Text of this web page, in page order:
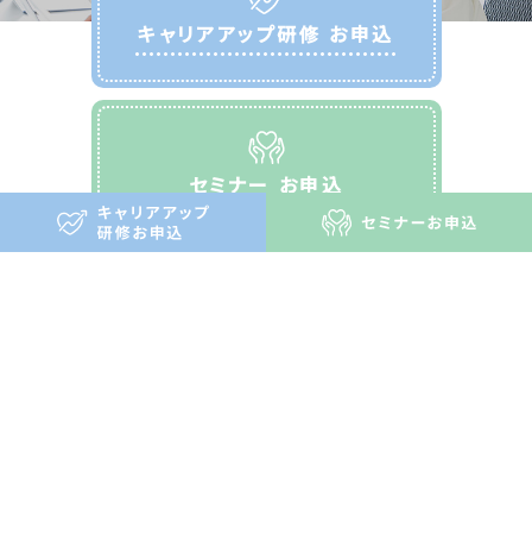
キャリアアップ研修 お申込
セミナー お申込